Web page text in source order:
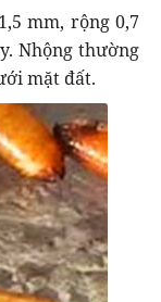
mm, rộng 0,7
Nhộng thường
mặt đất.